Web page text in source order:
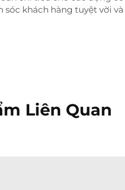
sóc khách hàng tuyệt vời
Liên Quan